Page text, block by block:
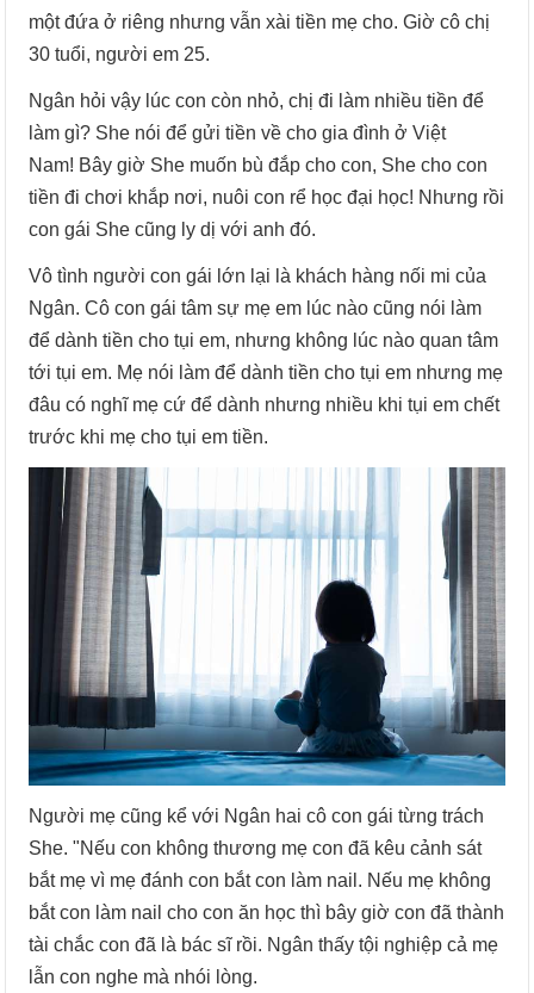
một đứa ở riêng nhưng vẫn xài tiền mẹ cho. Giờ cô chị
30 tuổi, người em 25.
Ngân hỏi vậy lúc con còn nhỏ, chị đi làm nhiều tiền để
làm gì? She nói để gửi tiền về cho gia đình ở Việt
Nam! Bây giờ She muốn bù đắp cho con, She cho con
tiền đi chơi khắp nơi, nuôi con rể học đại học! Nhưng rồi
con gái She cũng ly dị với anh đó.
Vô tình người con gái lớn lại là khách hàng nối mi của
Ngân. Cô con gái tâm sự mẹ em lúc nào cũng nói làm
để dành tiền cho tụi em, nhưng không lúc nào quan tâm
tới tụi em. Mẹ nói làm để dành tiền cho tụi em nhưng mẹ
đâu có nghĩ mẹ cứ để dành nhưng nhiều khi tụi em chết
trước khi mẹ cho tụi em tiền.
Người mẹ cũng kể với Ngân hai cô con gái từng trách
She. "Nếu con không thương mẹ con đã kêu cảnh sát
bắt mẹ vì mẹ đánh con bắt con làm nail. Nếu mẹ không
bắt con làm nail cho con ăn học thì bây giờ con đã thành
tài chắc con đã là bác sĩ rồi. Ngân thấy tội nghiệp cả mẹ
lẫn con nghe mà nhói lòng.